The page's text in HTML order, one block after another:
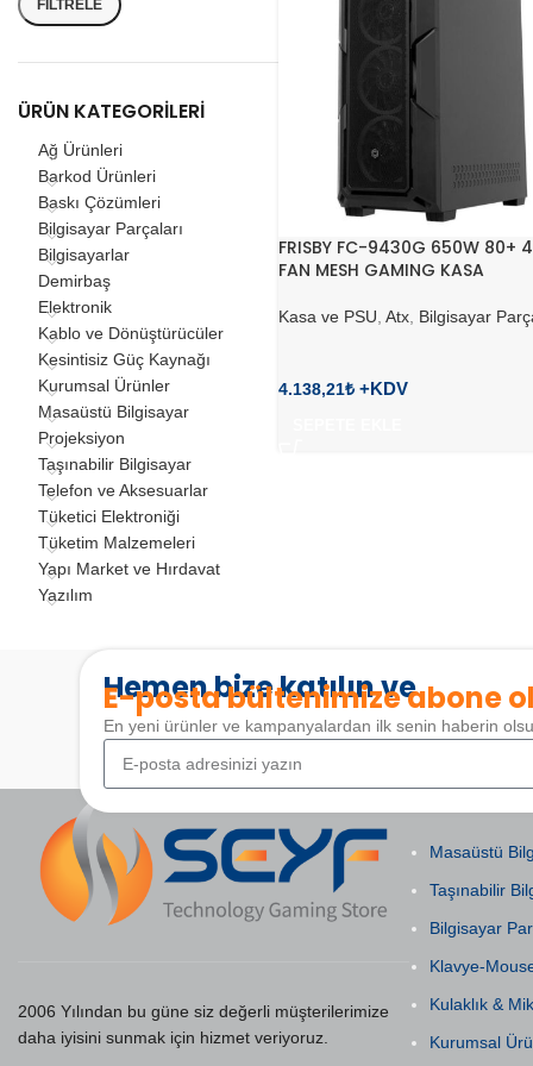
FILTRELE
ÜRÜN KATEGORILERI
Ağ Ürünleri
Barkod Ürünleri
Baskı Çözümleri
Bilgisayar Parçaları
Bilgisayarlar
Demirbaş
Elektronik
Kablo ve Dönüştürücüler
Kesintisiz Güç Kaynağı
Kurumsal Ürünler
Masaüstü Bilgisayar
Projeksiyon
Taşınabilir Bilgisayar
Telefon ve Aksesuarlar
Tüketici Elektroniği
Tüketim Malzemeleri
Yapı Market ve Hırdavat
Yazılım
FRISBY FC-9430G 650W 80+
FAN MESH GAMING KASA
Kasa ve PSU Atx Bilgisayar
4.138,21₺
Hemen bize katılın ve
E-posta bültenimize abone
En yeni ürünler ve kampanyalardan ilk senin haberin
2006 Yılından bu güne siz değerli müşterilerimize
daha iyisini sunmak için hizmet veriyoruz.
Masaüstü
Taşınabilir
Bilgisayar
Klavye-
Kulaklık &
Kurumsal